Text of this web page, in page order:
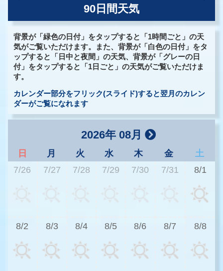
90日間天気
背景が「緑色の日付」をタップすると「1時間ごと」の天
気がご覧いただけます。また、背景が「白色の日付」をタ
ップすると「日中と夜間」の天気、背景が「グレーの日
付」をタップすると「1日ごと」の天気がご覧いただけま
す。
カレンダー部分をフリック(スライド)すると翌月のカレン
ダーがご覧になれます
2026年 08月
日 月 火 水 木 金
土
7/26
7/27 7/28 7/29 7/30 7/31 8/1
8/2 8/3 8/4 8/5 8/6 8/7 8/8